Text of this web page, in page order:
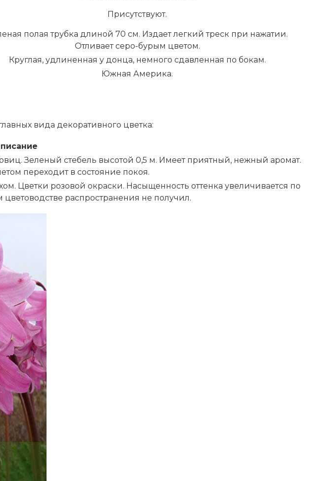
Присутствуют.
полая трубка длиной 70 см. Издает легкий треск при нажатии.
Отливает серо-бурым цветом.
Круглая, удлиненная у донца, немного сдавленная по бокам.
Южная Америка.
вида декоративного цветка:
Зеленый стебель высотой 0,5 м. Имеет приятный, нежный аромат.
переходит в состояние покоя.
Цветки розовой окраски. Насыщенность оттенка увеличивается по
распространения не получил.